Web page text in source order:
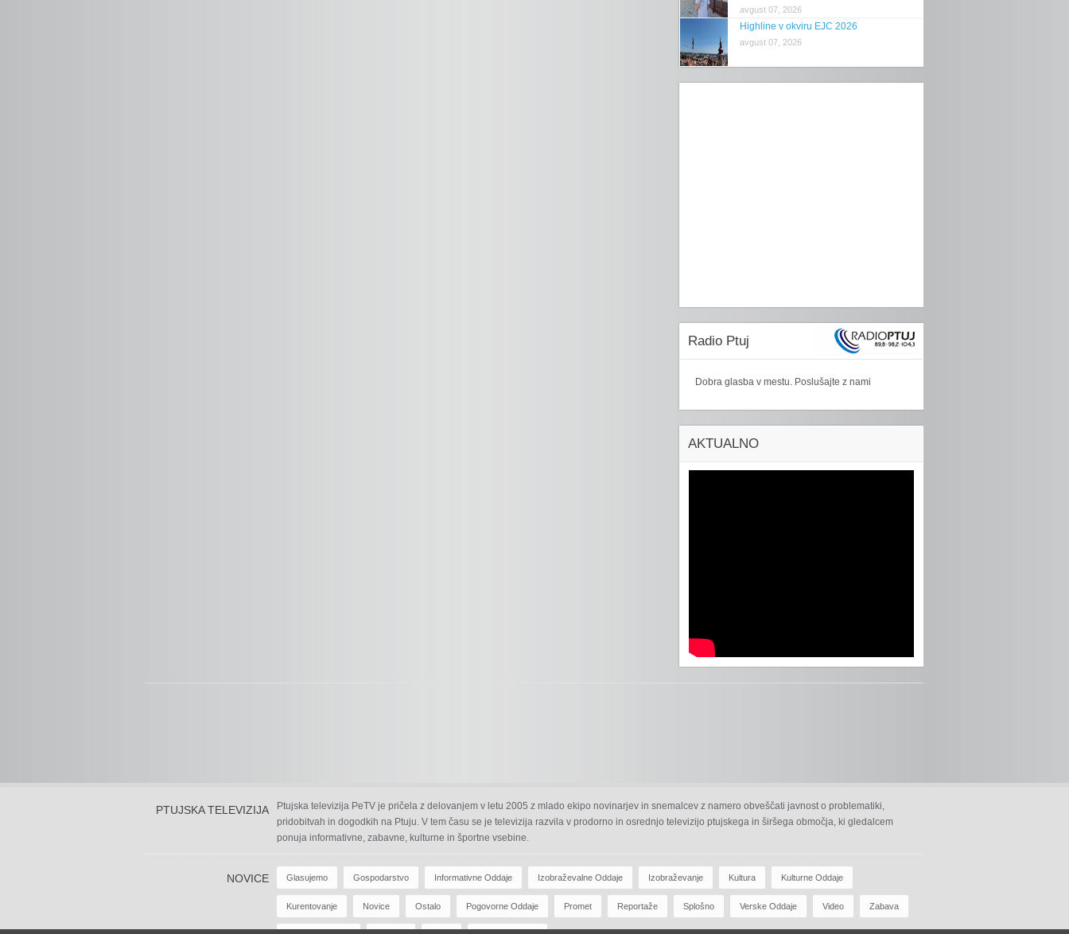
avgust 07, 2026
Highline v okviru EJC 2026
avgust 07, 2026
Radio Ptuj
Dobra glasba v mestu. Poslušajte z nami
AKTUALNO
PTUJSKA TELEVIZIJA
Ptujska televizija PeTV je pričela z delovanjem v letu 2005 z mlado ekipo novinarjev in snemalcev z namero obveščati javnost o problematiki,
pridobitvah in dogodkih na Ptuju. V tem času se je televizija razvila v prodorno in osrednjo televizijo ptujskega in širšega območja, ki gledalcem
ponuja informativne, zabavne, kulturne in športne vsebine.
NOVICE Glasujemo Gospodarstvo Informativne Oddaje Izobraževalne Oddaje Izobraževanje Kultura Kulturne Oddaje
Kurentovanje Novice Ostalo Pogovorne Oddaje Promet Reportaže Splošno Verske Oddaje Video Zabava